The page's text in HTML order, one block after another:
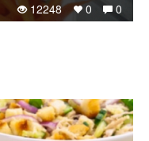
0
0
12248